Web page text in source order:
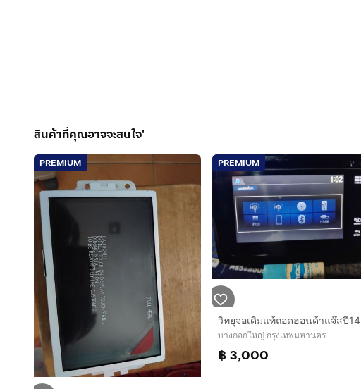
สินค้าที่คุณอาจจะสนใจ'
PREMIUM PREMIUM
วิทยุจอเดิมแท้ถอดฮอนด้าแจ๊สปี14
บางกอกใหญ่ กรุงเทพมหานคร
฿ 3,000